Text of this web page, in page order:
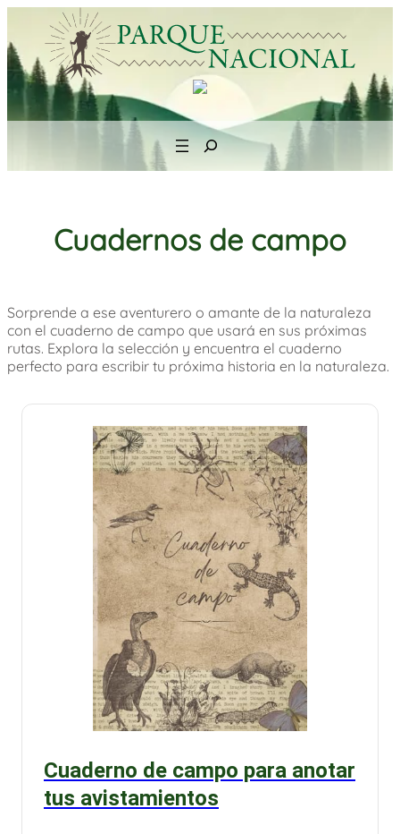
contenido
Search
Cuadernos de campo
Sorprende a ese aventurero o amante de la naturaleza
con el cuaderno de campo que usará en sus próximas
rutas. Explora la selección y encuentra el cuaderno
perfecto para escribir tu próxima historia en la naturaleza.
Cuaderno de campo para anotar
tus avistamientos